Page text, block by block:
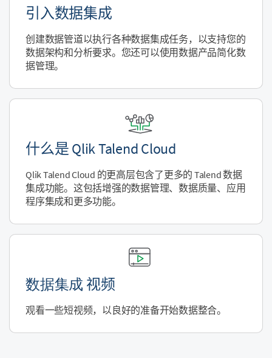
引入数据集成
创建数据管道以执行各种数据集成任务，以支持您的
数据架构和分析要求。您还可以使用数据产品简化数
据管理。
什么是Qlik Talend Cloud
Qlik Talend Cloud 的更高层包含了更多的 Talend 数据
集成功能。这包括增强的数据管理、数据质量、应用
程序集成和更多功能。
数据集成 视频
观看一些短视频，以良好的准备开始数据整合。